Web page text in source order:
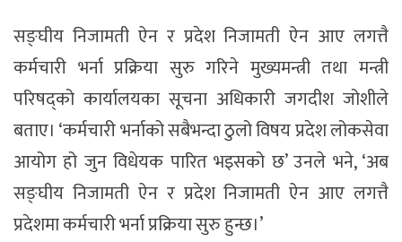
सङ्घीय निजामती ऐन र प्रदेश निजामती ऐन आए लगत्तै
कर्मचारी भर्ना प्रक्रिया सुरु गरिने मुख्यमन्त्री तथा मन्त्री
परिषद्को कार्यालयका सूचना अधिकारी जगदीश जोशीले
बताए। ‘कर्मचारी भर्नाको सबैभन्दा ठुलो विषय प्रदेश लोकसेवा
आयोग हो जुन विधेयक पारित भइसको छ’ उनले भने, ‘अब
सङ्घीय निजामती ऐन र प्रदेश निजामती ऐन आए लगत्तै
प्रदेशमा कर्मचारी भर्ना प्रक्रिया सुरु हुन्छ।’